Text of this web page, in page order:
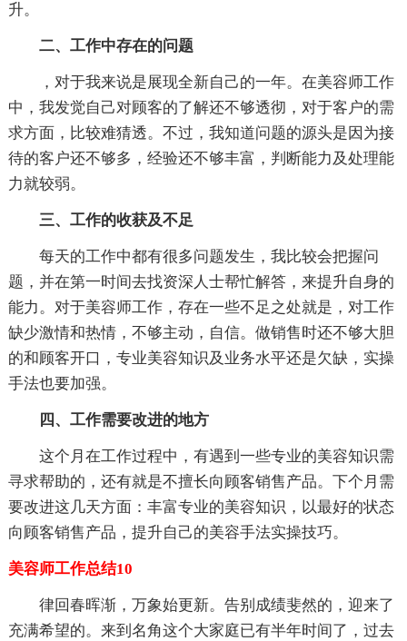
升。
二、工作中存在的问题
，对于我来说是展现全新自己的一年。在美容师工作
中，我发觉自己对顾客的了解还不够透彻，对于客户的需
求方面，比较难猜透。不过，我知道问题的源头是因为接
待的客户还不够多，经验还不够丰富，判断能力及处理能
力就较弱。
三、工作的收获及不足
每天的工作中都有很多问题发生，我比较会把握问
题，并在第一时间去找资深人士帮忙解答，来提升自身的
能力。对于美容师工作，存在一些不足之处就是，对工作
缺少激情和热情，不够主动，自信。做销售时还不够大胆
的和顾客开口，专业美容知识及业务水平还是欠缺，实操
手法也要加强。
四、工作需要改进的地方
这个月在工作过程中，有遇到一些专业的美容知识需
寻求帮助的，还有就是不擅长向顾客销售产品。下个月需
要改进这几天方面：丰富专业的美容知识，以最好的状态
向顾客销售产品，提升自己的美容手法实操技巧。
美容师工作总结10
律回春晖渐，万象始更新。告别成绩斐然的，迎来了
充满希望的。来到名角这个大家庭已有半年时间了，过去